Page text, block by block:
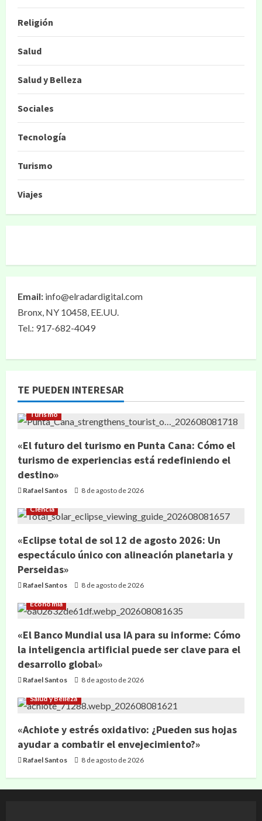
Religión
Salud
Salud y Belleza
Sociales
Tecnología
Turismo
Viajes
Email: info@elradardigital.com
Bronx, NY 10458, EE.UU.
Tel.: 917-682-4049
TE PUEDEN INTERESAR
Turismo
«El futuro del turismo en Punta Cana: Cómo el
turismo de experiencias está redefiniendo el
destino»
Rafael Santos 8 de agosto de 2026
Ciencia
«Eclipse total de sol 12 de agosto 2026: Un
espectáculo único con alineación planetaria y
Perseidas»
Rafael Santos 8 de agosto de 2026
Economía
«El Banco Mundial usa IA para su informe: Cómo
la inteligencia artificial puede ser clave para el
desarrollo global»
Rafael Santos 8 de agosto de 2026
Salud y Belleza
«Achiote y estrés oxidativo: ¿Pueden sus hojas
ayudar a combatir el envejecimiento?»
Rafael Santos 8 de agosto de 2026